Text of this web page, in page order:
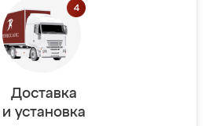
Доставка
и установка